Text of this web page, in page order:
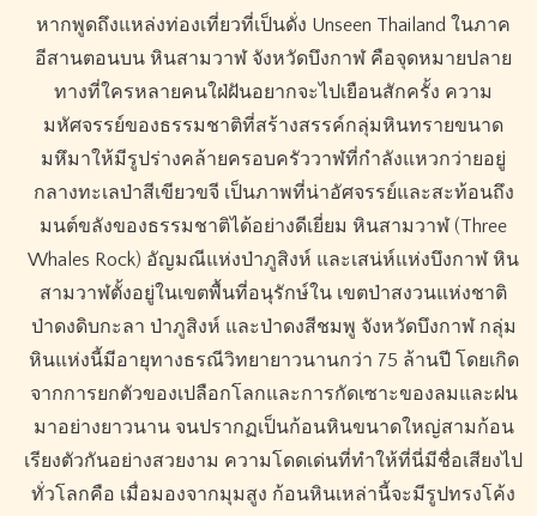
หากพูดถึงแหล่งท่องเที่ยวที่เป็นดั่ง Unseen Thailand ในภาค
อีสานตอนบน หินสามวาฬ จังหวัดบึงกาฬ คือจุดหมายปลาย
ทางที่ใครหลายคนใฝ่ฝันอยากจะไปเยือนสักครั้ง ความ
มหัศจรรย์ของธรรมชาติที่สร้างสรรค์กลุ่มหินทรายขนาด
มหึมาให้มีรูปร่างคล้ายครอบครัววาฬที่กำลังแหวกว่ายอยู่
กลางทะเลป่าสีเขียวขจี เป็นภาพที่น่าอัศจรรย์และสะท้อนถึง
มนต์ขลังของธรรมชาติได้อย่างดีเยี่ยม หินสามวาฬ (Three
Whales Rock) อัญมณีแห่งป่าภูสิงห์ และเสน่ห์แห่งบึงกาฬ หิน
สามวาฬตั้งอยู่ในเขตพื้นที่อนุรักษ์ใน เขตป่าสงวนแห่งชาติ
ป่าดงดิบกะลา ป่าภูสิงห์ และป่าดงสีชมพู จังหวัดบึงกาฬ กลุ่ม
หินแห่งนี้มีอายุทางธรณีวิทยายาวนานกว่า 75 ล้านปี โดยเกิด
จากการยกตัวของเปลือกโลกและการกัดเซาะของลมและฝน
มาอย่างยาวนาน จนปรากฏเป็นก้อนหินขนาดใหญ่สามก้อน
เรียงตัวกันอย่างสวยงาม ความโดดเด่นที่ทำให้ที่นี่มีชื่อเสียงไป
ทั่วโลกคือ เมื่อมองจากมุมสูง ก้อนหินเหล่านี้จะมีรูปทรงโค้ง